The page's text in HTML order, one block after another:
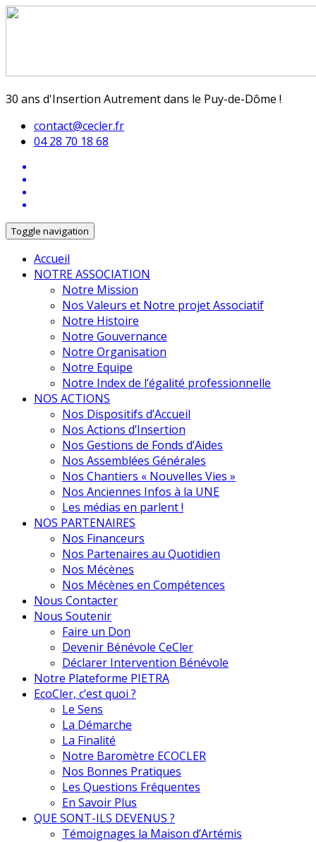
30 ans d'Insertion Autrement dans le Puy-de-Dôme !
contact@cecler.fr
04 28 70 18 68
Toggle navigation
Accueil
NOTRE ASSOCIATION
Notre Mission
Nos Valeurs et Notre projet Associatif
Notre Histoire
Notre Gouvernance
Notre Organisation
Notre Equipe
Notre Index de l’égalité professionnelle
NOS ACTIONS
Nos Dispositifs d’Accueil
Nos Actions d’Insertion
Nos Gestions de Fonds d’Aides
Nos Assemblées Générales
Nos Chantiers « Nouvelles Vies »
Nos Anciennes Infos à la UNE
Les médias en parlent !
NOS PARTENAIRES
Nos Financeurs
Nos Partenaires au Quotidien
Nos Mécènes
Nos Mécènes en Compétences
Nous Contacter
Nous Soutenir
Faire un Don
Devenir Bénévole CeCler
Déclarer Intervention Bénévole
Notre Plateforme PIETRA
EcoCler, c’est quoi ?
Le Sens
La Démarche
La Finalité
Notre Baromètre ECOCLER
Nos Bonnes Pratiques
Les Questions Fréquentes
En Savoir Plus
QUE SONT-ILS DEVENUS ?
Témoignages la Maison d’Artémis